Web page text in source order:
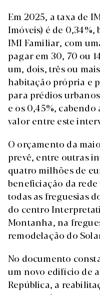
Em 2025, a taxa de
Imóveis) é de
IMI Familiar, com
pagar em 30, 70 ou
um, dois, três ou
habitação própria e
para prédios
e os 0,45%,
valor entre este
O orçamento da
prevê, entre outras
quatro milhões de
beneficiação da
todas as freguesias
do centro
Montanha, na
remodelação do
No documento
um novo edifício de
República, a